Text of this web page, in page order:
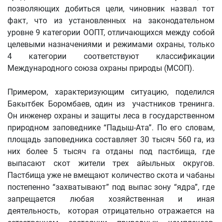
позволяющих добиться цели, чиновник назвал тот
факт, что из установленных на законодательном
уровне 9 категории ООПТ, отличающихся между собой
целевыми назначениями и режимами охраны, только
4 категории соответствуют классификации
Международного союза охраны природы (МСОП).
Примером, характеризующим ситуацию, поделился
Бакытбек Боромбаев, один из участников тренинга.
Он инженер охраны и защиты леса в государственном
природном заповеднике “Падыш-Ата”. По его словам,
площадь заповедника составляет 30 тысяч 560 га, из
них более 5 тысяч га отданы под пастбища, где
выпасают скот жители трех айыльных округов.
Пастбища уже не вмещают количество скота и чабаны
постепенно “захватывают” под выпас зону “ядра”, где
запрещается любая хозяйственная и иная
деятельность, которая отрицательно отражается на